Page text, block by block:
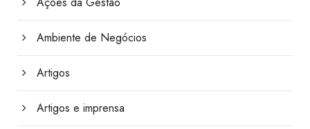
Ambiente de Negócios
Artigos
Artigos e imprensa